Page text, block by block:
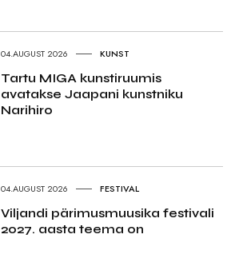
04.AUGUST 2026 KUNST
Tartu MIGA kunstiruumis
avatakse Jaapani kunstniku
Narihiro
04.AUGUST 2026 FESTIVAL
Viljandi pärimusmuusika festivali
2027. aasta teema on